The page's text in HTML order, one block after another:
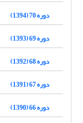
دوره 70 (1394)
دوره 69 (1393)
دوره 68 (1392)
دوره 67 (1391)
دوره 66 (1390)